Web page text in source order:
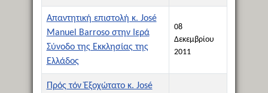
Απαντητική επιστολή κ. José
Manuel Barroso στην Ιερά
Σύνοδο της Εκκλησίας της
Ελλάδος
08
Δεκεμβρίου
2011
Πρός τόν Ἐξοχώτατο κ. José